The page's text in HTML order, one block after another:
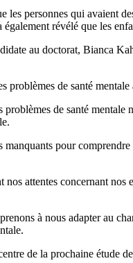
les personnes qui avaient
révélé que les
au doctorat, Bianca
problèmes de santé
problèmes de santé
pour
nos attentes concernant
à nous adapter au
de la prochaine étude